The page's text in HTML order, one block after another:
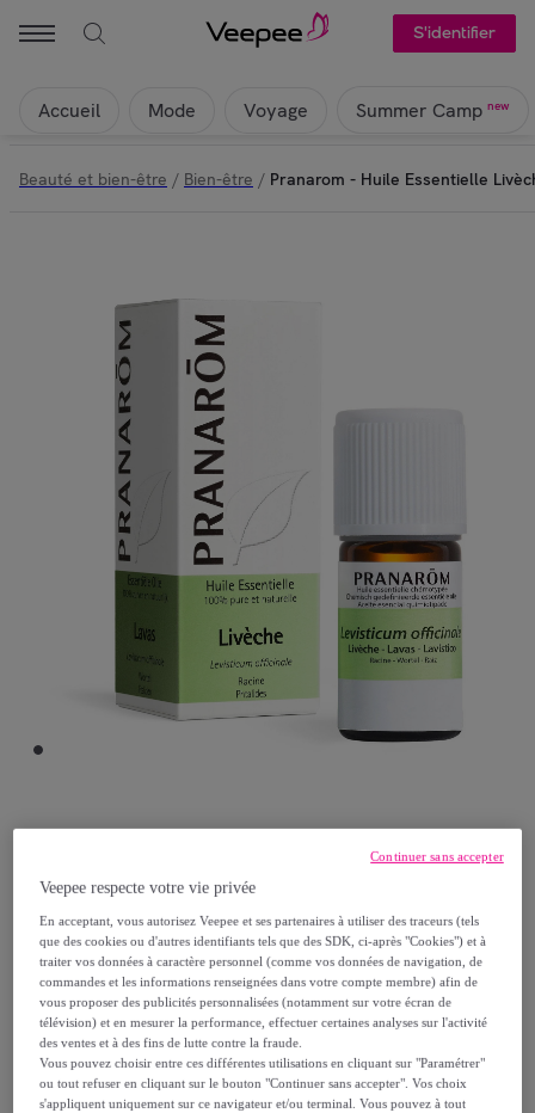
S'identifier
Accueil Mode Voyage Summer Camp new
Beauté et bien-être / Bien-être / Pranarom - Huile Essentielle
Pranarom - Huile Essentielle Livèche - 5 ml
Modèle : Pranarom - Huile Essentielle
Livèche - 5 ml
32,90 €
Vendu parI Natural Health
Veepee respecte votre vie privée
En acceptant, vous autorisez Veepee et ses partenaires à utiliser des traceurs (tels
que des cookies ou d'autres identifiants tels que des SDK, ci-après "Cookies") et à
traiter vos données à caractère personnel (comme vos données de navigation, de
commandes et les informations renseignées dans votre compte membre) afin de
vous proposer des publicités personnalisées (notamment sur votre écran de
télévision) et en mesurer la performance, effectuer certaines analyses sur l'activité
des ventes et à des fins de lutte contre la fraude.
Vous pouvez choisir entre ces différentes utilisations en cliquant sur "Paramétrer"
ou tout refuser en cliquant sur le bouton "Continuer sans accepter". Vos choix
s'appliquent uniquement sur ce navigateur et/ou terminal. Vous pouvez à tout
Continuer sans accepter